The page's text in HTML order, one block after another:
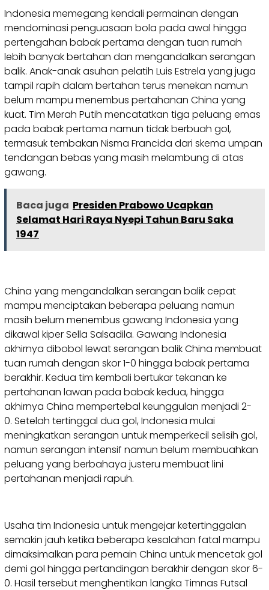
Indonesia memegang kendali permainan dengan
mendominasi penguasaan bola pada awal hingga
pertengahan babak pertama dengan tuan rumah
lebih banyak bertahan dan mengandalkan serangan
balik. Anak-anak asuhan pelatih Luis Estrela yang juga
tampil rapih dalam bertahan terus menekan namun
belum mampu menembus pertahanan China yang
kuat. Tim Merah Putih mencatatkan tiga peluang emas
pada babak pertama namun tidak berbuah gol,
termasuk tembakan Nisma Francida dari skema umpan
tendangan bebas yang masih melambung di atas
gawang.
Baca juga Presiden Prabowo Ucapkan
Selamat Hari Raya Nyepi Tahun Baru Saka
1947
China yang mengandalkan serangan balik cepat
mampu menciptakan beberapa peluang namun
masih belum menembus gawang Indonesia yang
dikawal kiper Sella Salsadila. Gawang Indonesia
akhirnya dibobol lewat serangan balik China membuat
tuan rumah dengan skor 1-0 hingga babak pertama
berakhir. Kedua tim kembali bertukar tekanan ke
pertahanan lawan pada babak kedua, hingga
akhirnya China mempertebal keunggulan menjadi 2-
0. Setelah tertinggal dua gol, Indonesia mulai
meningkatkan serangan untuk memperkecil selisih gol,
namun serangan intensif namun belum membuahkan
peluang yang berbahaya justeru membuat lini
pertahanan menjadi rapuh.
Usaha tim Indonesia untuk mengejar ketertinggalan
semakin jauh ketika beberapa kesalahan fatal mampu
dimaksimalkan para pemain China untuk mencetak gol
demi gol hingga pertandingan berakhir dengan skor 6-
0. Hasil tersebut menghentikan langka Timnas Futsal